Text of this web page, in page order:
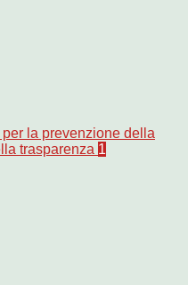
la prevenzione della
trasparenza 1